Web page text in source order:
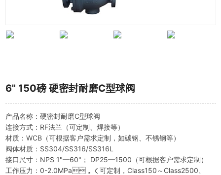
6" 150磅 硬密封耐磨C型球阀
产品名称：硬密封耐磨C型球阀
连接方式：RF法兰（可定制、焊接等）
材质：WCB（可根据客户需求定制，如碳钢、不锈钢等）
阀体材质：SS304/SS316/SS316L
接口尺寸：NPS 1"—60"； DP25—1500（可根据客户需求定制）
工作压力：0-2.0MPa，（可定制，Class150～Class2500、